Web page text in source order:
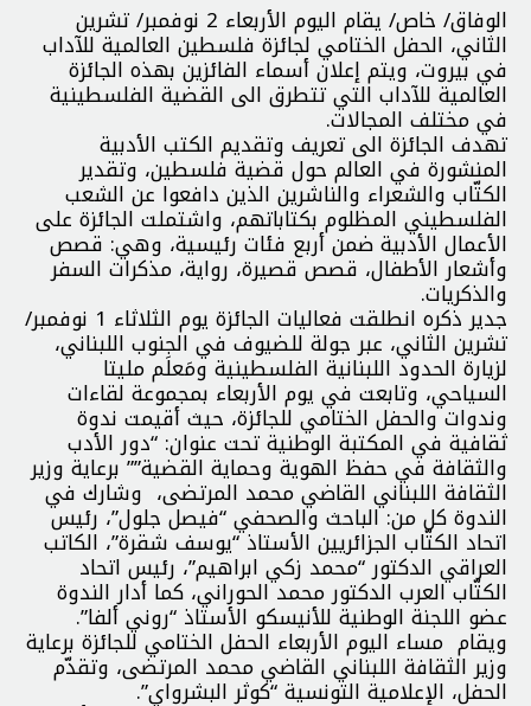
الوفاق/ خاص/ يقام اليوم الأربعاء 2 نوفمبر/ تشرين
الثاني، الحفل الختامي لجائزة فلسطين العالمية للآداب
في بيروت، ويتم إعلان أسماء الفائزين بهذه الجائزة
العالمية للآداب التي تتطرق الى القضية الفلسطينية
في مختلف المجالات.
تهدف الجائزة الى تعريف وتقديم الكتب الأدبية
المنشورة في العالم حول قضية فلسطين، وتقدير
الكتّاب والشعراء والناشرين الذين دافعوا عن الشعب
الفلسطيني المظلوم بكتاباتهم، واشتملت الجائزة على
الأعمال الأدبية ضمن أربع فئات رئيسية، وهي: قصص
وأشعار الأطفال، قصص قصيرة، رواية، مذكرات السفر
والذكريات.
جدير ذكره انطلقت فعاليات الجائزة يوم الثلاثاء 1 نوفمبر/
تشرين الثاني، عبر جولة للضيوف في الجنوب اللبناني،
لزيارة الحدود اللبنانية الفلسطينية ومَعلَم مليتا
السياحي، وتابعت في يوم الأربعاء بمجموعة لقاءات
وندوات والحفل الختامي للجائزة، حيث أقيمت ندوة
ثقافية في المكتبة الوطنية تحت عنوان: “دور الأدب
والثقافة في حفظ الهوية وحماية القضية”” برعاية وزير
الثقافة اللبناني القاضي محمد المرتضى، وشارك في
الندوة كل من: الباحث والصحفي “فيصل جلول”، رئيس
اتحاد الكتّاب الجزائريين الأستاذ “يوسف شقرة”، الكاتب
العراقي الدكتور “محمد زكي ابراهيم”، رئيس اتحاد
الكتّاب العرب الدكتور محمد الحوراني، كما أدار الندوة
عضو اللجنة الوطنية للأنيسكو الأستاذ “روني ألفا”.
ويقام مساء اليوم الأربعاء الحفل الختامي للجائزة برعاية
وزير الثقافة اللبناني القاضي محمد المرتضى، وتقدّم
الحفل، الإعلامية التونسية “كوثر البشرواي”.